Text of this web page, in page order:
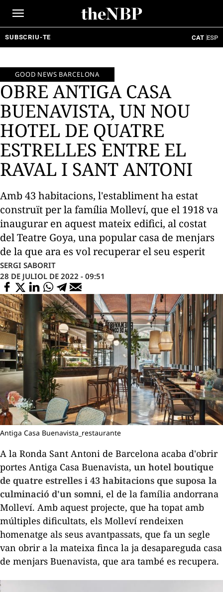
SUBSCRIU-TE CAT ESP
GOOD NEWS BARCELONA
OBRE ANTIGA CASA
BUENAVISTA, UN NOU
HOTEL DE QUATRE
ESTRELLES ENTRE EL
RAVAL I SANT ANTONI
Amb 43 habitacions, l'establiment ha estat
construït per la família Molleví, que el 1918 va
inaugurar en aquest mateix edifici, al costat
del Teatre Goya, una popular casa de menjars
de la que ara es vol recuperar el seu esperit
SERGI SABORIT
28 DE JULIOL DE 2022 - 09:51
Antiga Casa Buenavista_restaurante
A la Ronda Sant Antoni de Barcelona acaba d'obrir
portes Antiga Casa Buenavista, un hotel boutique
de quatre estrelles i 43 habitacions que suposa la
culminació d'un somni, el de la família andorrana
Molleví. Amb aquest projecte, que ha topat amb
múltiples dificultats, els Molleví rendeixen
homenatge als seus avantpassats, que fa un segle
van obrir a la mateixa finca la ja desapareguda casa
de menjars Buenavista, que ara també es recupera.